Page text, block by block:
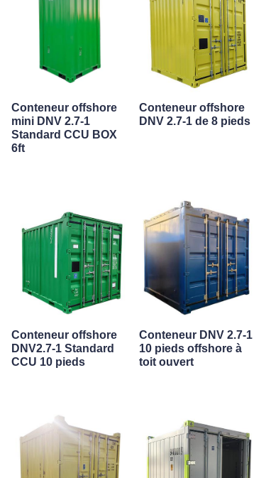
Conteneur offshore
mini DNV 2.7-1
Standard CCU BOX
6ft
Conteneur offshore
DNV 2.7-1 de 8 pieds
Conteneur offshore
DNV2.7-1 Standard
CCU 10 pieds
Conteneur DNV 2.7-1
10 pieds offshore à
toit ouvert